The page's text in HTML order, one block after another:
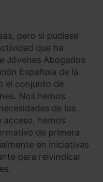
pero si pudiese
que ha
Jóvenes Abogados
Española de la
el conjunto de
Nos hemos
de los
acceso, hemos
de primera
en iniciativas
para reivindicar